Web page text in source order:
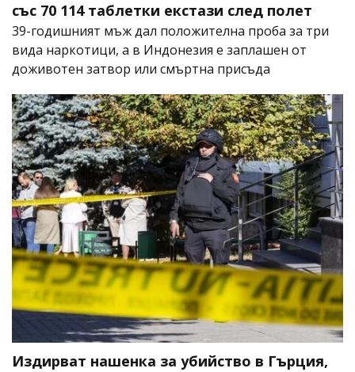
със 70 114 таблетки екстази след полет
39-годишният мъж дал положителна проба за три
вида наркотици, а в Индонезия е заплашен от
доживотен затвор или смъртна присъда
Издирват нашенка за убийство в Гърция,